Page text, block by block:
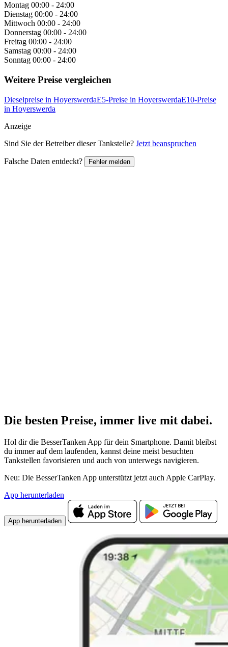
Montag 00:00 - 24:00
Dienstag 00:00 - 24:00
Mittwoch 00:00 - 24:00
Donnerstag 00:00 - 24:00
Freitag 00:00 - 24:00
Samstag 00:00 - 24:00
Sonntag 00:00 - 24:00
Weitere Preise vergleichen
Dieselpreise in HoyerswerdaE5-Preise in HoyerswerdaE10-Preise
in Hoyerswerda
Anzeige
Sind Sie der Betreiber dieser Tankstelle? Jetzt beanspruchen
Falsche Daten entdeckt? Fehler melden
Die besten Preise, immer live mit dabei.
Hol dir die BesserTanken App für dein Smartphone. Damit bleibst
du immer auf dem laufenden, kannst deine meist besuchten
Tankstellen favorisieren und auch von unterwegs navigieren.
Neu: Die BesserTanken App unterstützt jetzt auch Apple CarPlay.
App herunterladen
App herunterladen